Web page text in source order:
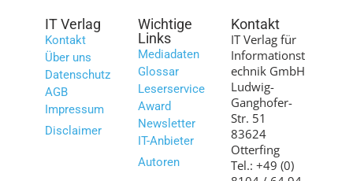
IT Verlag
Kontakt
Über uns
Datenschutz
AGB
Impressum
Disclaimer
Wichtige
Links
Mediadaten
Glossar
Leserservice
Award
Newsletter
IT-Anbieter
Autoren
Kontakt
IT Verlag für
Informationst
echnik GmbH
Ludwig-
Ganghofer-
Str. 51
83624
Otterfing
Tel.: +49 (0)